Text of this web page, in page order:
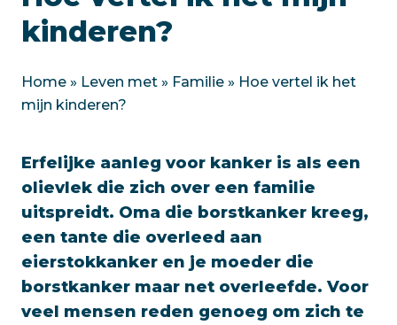
kinderen?
Home » Leven met » Familie » Hoe vertel ik het
mijn kinderen?
Erfelijke aanleg voor kanker is als een
olievlek die zich over een familie
uitspreidt. Oma die borstkanker kreeg,
een tante die overleed aan
eierstokkanker en je moeder die
borstkanker maar net overleefde. Voor
veel mensen reden genoeg om zich te